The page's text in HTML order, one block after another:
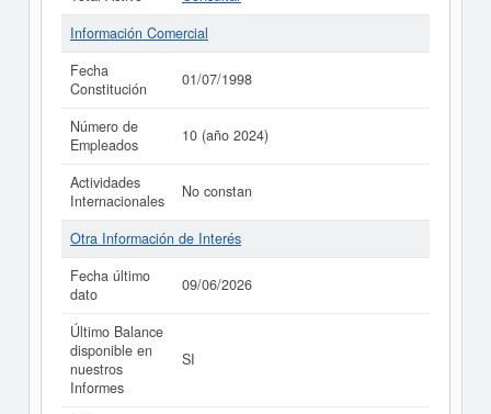
Información Comercial
Fecha
Constitución
01/07/1998
Número de
Empleados
10 (año 2024)
Actividades
Internacionales
No constan
Otra Información de Interés
Fecha último
dato
09/06/2026
Último Balance
disponible en
nuestros
Informes
SI